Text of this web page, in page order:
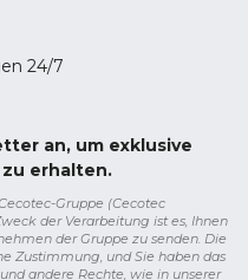
24/7
an, um exklusive
erhalten.
Gruppe (Cecotec
der Verarbeitung ist es, Ihnen
der Gruppe zu senden. Die
Zustimmung, und Sie haben das
andere Rechte, wie in unserer